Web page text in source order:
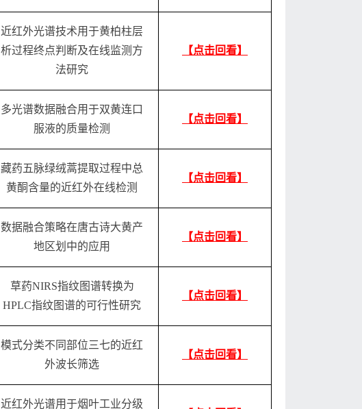
近红外光谱技术用于黄柏柱层
析过程终点判断及在线监测方
法研究
【点击回看】
多光谱数据融合用于双黄连口
服液的质量检测
【点击回看】
藏药五脉绿绒蒿提取过程中总
黄酮含量的近红外在线检测
【点击回看】
数据融合策略在唐古诗大黄产
地区划中的应用
【点击回看】
草药NIRS指纹图谱转换为
HPLC指纹图谱的可行性研究
【点击回看】
模式分类不同部位三七的近红
外波长筛选
【点击回看】
近红外光谱用于烟叶工业分级